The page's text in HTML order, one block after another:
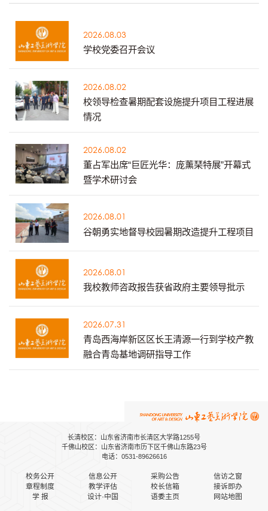
2026.08.03
学校党委召开会议
2026.08.02
校领导检查暑期配套设施提升项目工程进展
情况
2026.08.02
董占军出席“巨匠光华：庞薰琹特展”开幕式
暨学术研讨会
2026.08.01
谷朝勇实地督导校园暑期改造提升工程项目
2026.08.01
我校教师咨政报告获省政府主要领导批示
2026.07.31
青岛西海岸新区区长王清源一行到学校产教
融合青岛基地调研指导工作
长清校区：山东省济南市长清区大学路1255号
千佛山校区：山东省济南市历下区千佛山东路23号
电话：0531-89626616
校务公开 信息公开 采购公告
信访之窗
章程制度
教学评估 校长信箱
接诉即办
学 报
设计·中国 语委主页 网站地图